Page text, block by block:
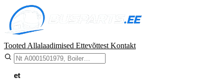
Tooted Allalaadimised Ettevõttest Kontakt
et